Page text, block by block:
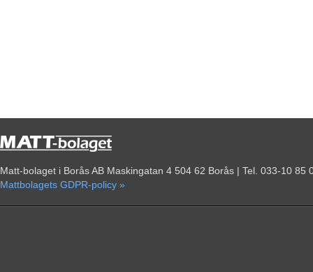
Matt-bolaget i Borås AB Maskingatan 4 504 62 Borås | Tel. 033-10
Mattbolagets GDPR-policy »